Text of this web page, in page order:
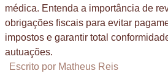
médica. Entenda a importância de
obrigações fiscais para evitar
impostos e garantir total
autuações.
Escrito por Matheus Reis